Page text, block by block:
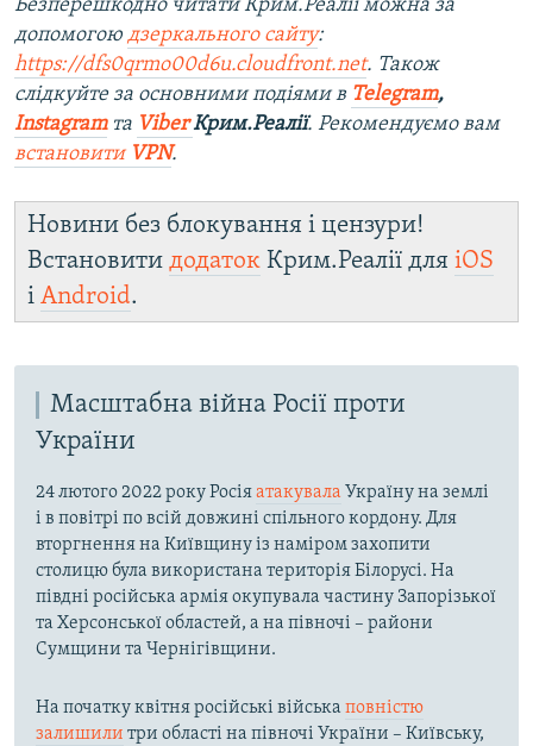
Безперешкодно читати Крим.Реалії можна за
допомогою дзеркального сайту:
https://dfs0qrmo00d6u.cloudfront.net. Також
слідкуйте за основними подіями в Telegram,
Instagramта ViberКрим.Реалії. Рекомендуємо вам
встановити VPN.
Новини без блокування і цензури!
Встановити додаток Крим.Реалії для iOS
і Android.
Масштабна війна Росії проти
України
24 лютого 2022 року Росіяатакувала Україну на землі
і в повітрі по всій довжині спільного кордону. Для
вторгнення на Київщину із наміром захопити
столицю була використана територія Білорусі. На
півдні російська армія окупувала частину Запорізької
та Херсонської областей, а на півночі – райони
Сумщини та Чернігівщини.
На початку квітня російські війська повністю
залишили три області на півночі України – Київську,